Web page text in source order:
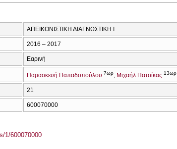
ΑΠΕΙΚΟΝΙΣΤΙΚΗ ΔΙΑΓΝΩΣΤΙΚΗ Ι
2016 – 2017
Εαρινή
Παρασκευή Παπαδοπούλου 7ωρ Μιχαήλ Πατσίκας 13ωρ
21
600070000
1/600070000